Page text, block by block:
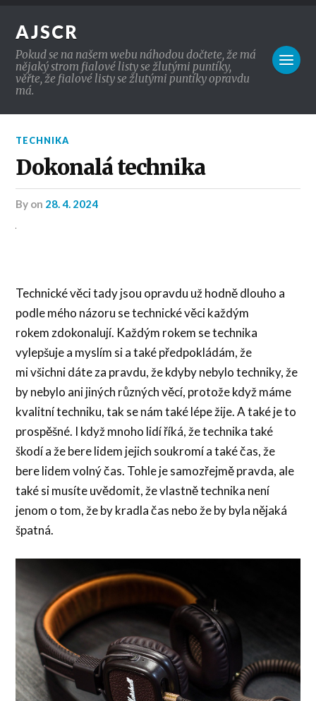
AJSCR
Pokud se na našem webu náhodou dočtete, že má
nějaký strom fialové listy se žlutými puntíky,
věřte, že fialové listy se žlutými puntíky opravdu
má.
TECHNIKA
Dokonalá technika
by on 28. 4. 2024
Technické věci tady jsou opravdu už hodně dlouho a
podle mého názoru se technické věci každým
rokem zdokonalují. Každým rokem se technika
vylepšuje a myslím si a také předpokládám, že
mi všichni dáte za pravdu, že kdyby nebylo techniky, že
by nebylo ani jiných různých věcí, protože když máme
kvalitní techniku, tak se nám také lépe žije. A také je to
prospěšné. I když mnoho lidí říká, že technika také
škodí a že bere lidem jejich soukromí a také čas, že
bere lidem volný čas. Tohle je samozřejmě pravda, ale
také si musíte uvědomit, že vlastně technika není
jenom o tom, že by kradla čas nebo že by byla nějaká
špatná.